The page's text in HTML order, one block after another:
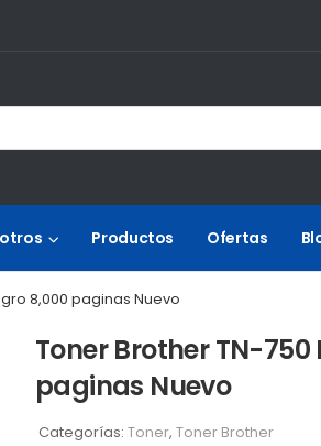
Productos Ofertas
8,000 paginas Nuevo
Toner Brother TN-750
paginas Nuevo
Categorías: Toner, Toner Brother